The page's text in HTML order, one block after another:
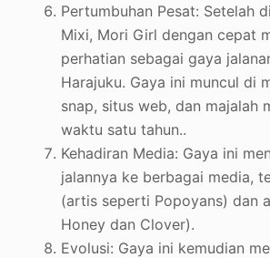
Pertumbuhan Pesat: Setelah
Mixi, Mori Girl dengan cepat
perhatian sebagai gaya
Harajuku. Gaya ini muncul di
snap, situs web, dan majalah
waktu satu tahun..
Kehadiran Media: Gaya ini
jalannya ke berbagai media,
(artis seperti Popoyans) dan
Honey dan Clover).
Evolusi: Gaya ini kemudian